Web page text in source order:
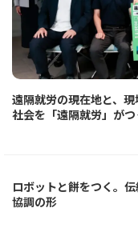
遠隔就労の現在地と、
社会を「遠隔就労」がつ
ロボットと餅をつく。
協調の形